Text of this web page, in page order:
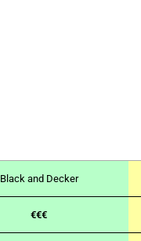
Black and Decker
€€€